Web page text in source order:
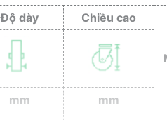
Độ dày Chiều cao
mm mm